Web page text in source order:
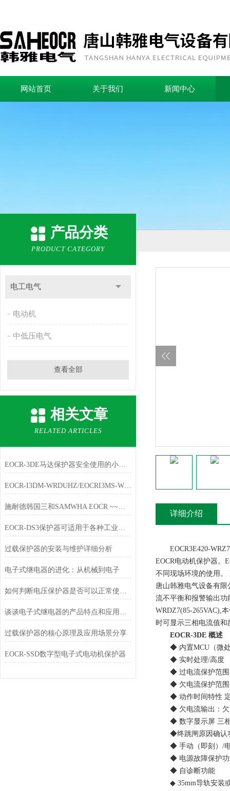
网站首页 关于我们 新闻中心
产品分类
PRODUCT CATEGORY
电工电气
电动机
中低压电气
查看全部
相关文章
RELATED ARTICLES
EOCR-3DE马达保护器安全使用的小技巧分享
EOCR-I3DM-WRDUHZ/EOCRI3MS-WRDUHZ施耐德原装电动机保护器简介
施耐德韩国三和SAMWHA EOCR ~~唐山韩雅电气春节放假通知
EOCR-DS3保护器可适用于各种工业环境中
过载保护器的安装与维护详细分析
电子式继电器的进化：从机械到电子
如何判断电压保护器是否可以正常使用？
谈谈电子式继电器的产品特点和应用行业
过载保护器的核心原理及应用场景分享
EOCR-SSD数字型电子式电动机保护器
详细介绍
EOCR3E420-
EOCR电动机保护器。
不同现场环境的使用。
唐山韩雅电气设备有
流不平衡和报警输出功
WRDZ7(85-265VAC),
时可显示三相电流值
EOCR-3DE 概述
◆ 内置MCU（微处
◆ 实时处理/高度
◆ 过电流保护范围：
◆ 欠电流保护范围
◆ 动作时间特性 定时
◆ 欠电流输出：欠电
◆ 数字显示屏 三相
◆终跳闸原因确认功
◆ 手动（即刻）/电
◆ 电源故障保护功
◆ 自诊断功能
◆ 35mm导轨安装或